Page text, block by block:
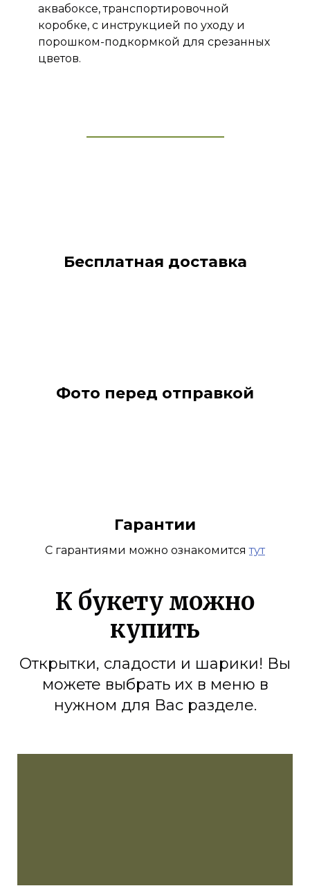
аквабоксе, транспортировочной
коробке, с инструкцией по уходу и
порошком-подкормкой для срезанных
цветов.
Бесплатная доставка
Фото перед отправкой
Гарантии
С гарантиями можно ознакомитсятут
К букету можно
купить
Открытки, сладости и шарики! Вы
можете выбрать их в меню в
нужном для Вас разделе.